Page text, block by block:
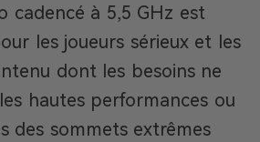
cadencé à 5,5 GHz est
les joueurs sérieux et les
dont les besoins ne
hautes performances ou
des sommets extrêmes